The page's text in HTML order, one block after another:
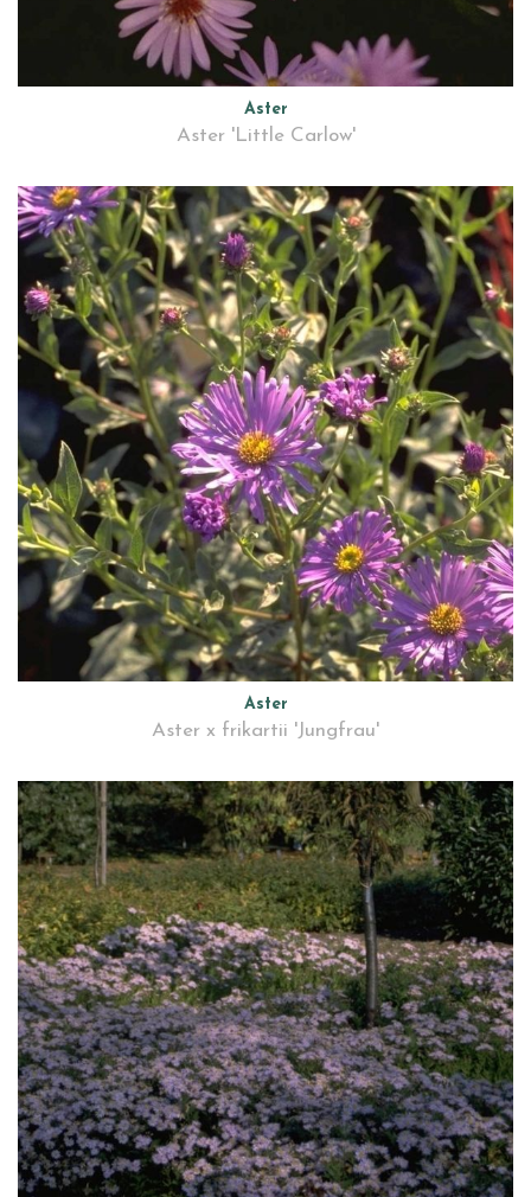
Aster
Aster 'Little Carlow'
Aster
Aster x frikartii 'Jungfrau'